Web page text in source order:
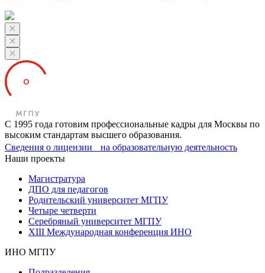
С 1995 года готовим профессиональные кадры для Москвы по
высоким стандартам высшего образования.
Сведения о лицензии на образовательную деятельность
Наши проекты
Магистратура
ДПО для педагогов
Родительский университет МГПУ
Четыре четверти
Серебряный университет МГПУ
XIII Международная конференция ИНО
ИНО МГПУ